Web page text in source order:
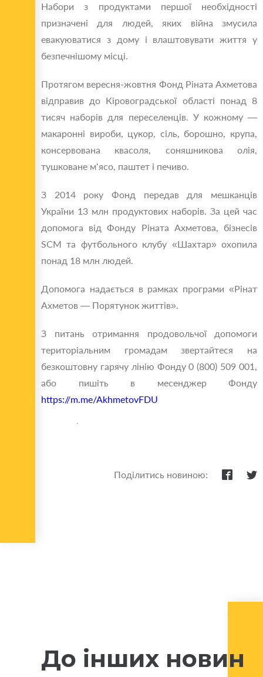
Набори з продуктами першої необхідності
призначені для людей, яких війна змусила
евакуюватися з дому і влаштовувати життя у
безпечнішому місці.
Протягом вересня-жовтня Фонд Ріната Ахметова
відправив до Кіровоградської області понад 8
тисяч наборів для переселенців. У кожному —
макаронні вироби, цукор, сіль, борошно, крупа,
консервована квасоля, соняшникова олія,
тушковане м‘ясо, паштет і печиво.
З 2014 року Фонд передав для мешканців
України 13 млн продуктових наборів. За цей час
допомога від Фонду Ріната Ахметова, бізнесів
SCM та футбольного клубу «Шахтар» охопила
понад 18 млн людей.
Допомога надається в рамках програми «Рінат
Ахметов — Порятунок життів».
З питань отримання продовольчої допомоги
територіальним громадам звертайтеся на
безкоштовну гарячу лінію Фонду 0 (800) 509 001,
або пишіть в месенджер Фонду
https://m.me/AkhmetovFDU
Поділитись новиною:
До інших новин